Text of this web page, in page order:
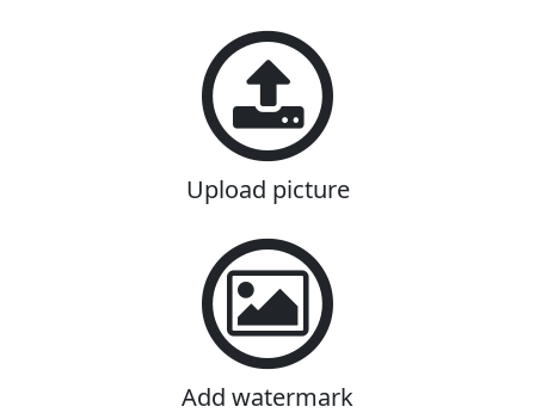
Upload picture
Add watermark